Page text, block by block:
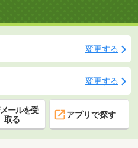
変更する
変更する
ールを受
取る
アプリで探す